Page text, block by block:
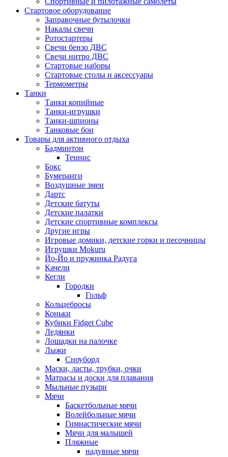
Стартовое оборудование
Заправочные бутылочки
Накалы свечи
Ротостартеры
Свечи бензо ДВС
Свечи нитро ДВС
Стартовые наборы
Стартовые столы и аксессуары
Термометры
Танки
Танки копийные
Танки-игрушки
Танки-шпионы
Танковые бои
Товары для активного отдыха
Бадминтон
Теннис
Бокс
Бумеранги
Воздушные змеи
Дартс
Детские батуты
Детские палатки
Детские спортивные комплексы
Другие игры
Игровые домики, детские горки и песочницы
Игрушки Mokuru
Йо-Йо и пружинка Радуга
Качели
Кегли
Городки
Гольф
Кольцебросы
Коньки
Кубики Fidget Cube
Ледянки
Лошадки на палочке
Лыжи
Сноуборд
Маски, ласты, трубки, очки
Матрасы и доски для плавания
Мыльные пузыри
Мячи
Баскетбольные мячи
Волейбольные мячи
Гимнастические мячи
Мячи для малышей
Пляжные
надувные мячи